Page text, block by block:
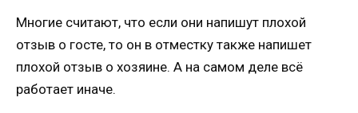
Многие считают, что если они напишут плохой
отзыв о госте, то он в отместку также напишет
плохой отзыв о хозяине. А на самом деле всё
работает иначе.